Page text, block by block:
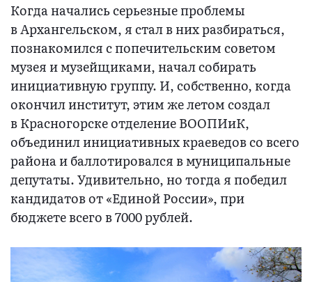
Когда начались серьезные проблемы
в Архангельском, я стал в них разбираться,
познакомился с попечительским советом
музея и музейщиками, начал собирать
инициативную группу. И, собственно, когда
окончил институт, этим же летом создал
в Красногорске отделение ВООПИиК,
объединил инициативных краеведов со всего
района и баллотировался в муниципальные
депутаты. Удивительно, но тогда я победил
кандидатов от «Единой России», при
бюджете всего в 7000 рублей.